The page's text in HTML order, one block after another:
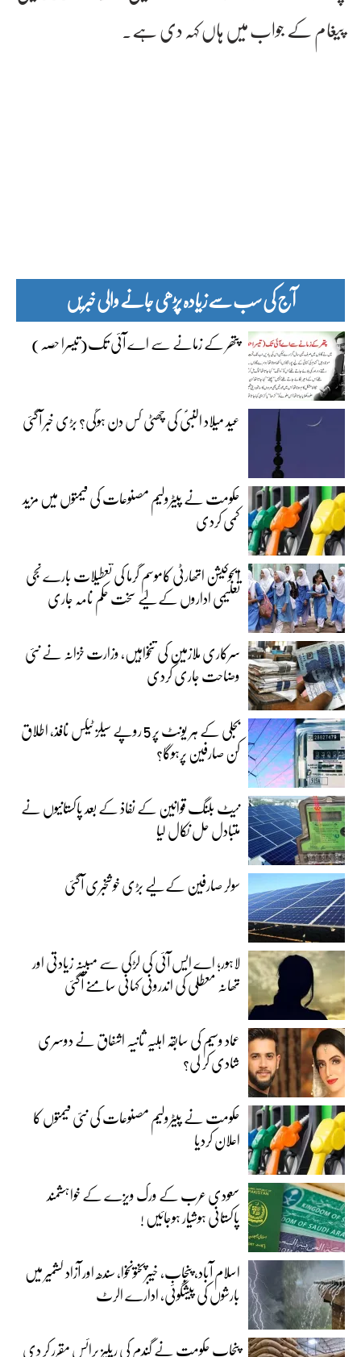
پیغام کے جواب میں ہاں کہہ دی ہے۔
آج کی سب سے زیادہ پڑھی جانے والی خبریں
پتھر کے زمانے سے اے آئی تک(تیسرا حصہ)
عید میلاد النبیؐ کی چھٹی کس دن ہوگی؟ بڑی خبر آگئی
حکومت نے پیٹرولیم مصنوعات کی قیمتوں میں مزید
کمی کردی
ایجوکیشن اتھارٹی کاموسمِ گرما کی تعطیلات بارے نجی
تعلیمی اداروں کے لیے سخت حکم نامہ جاری
سرکاری ملازمین کی تنخواہیں، وزارت خزانہ نے نئی
وضاحت جاری کردی
بجلی کے ہر یونٹ پر 5 روپے سیلز ٹیکس نافذ، اطلاق
کن صارفین پرہوگا؟
نیٹ بلنگ قوانین کے نفاذ کے بعد پاکستانیوں نے
متبادل حل نکال لیا
سولر صارفین کے لیے بڑی خوشخبری آگئی
لاہور؛ اے ایس آئی کی لڑکی سے مبینہ زیادتی اور
تھانہ معطلی کی اندرونی کہانی سامنے آگئی
عماد وسیم کی سابقہ اہلیہ ثانیہ اشفاق نے دوسری
شادی کر لی؟
حکومت نے پیٹرولیم مصنوعات کی نئی قیمتوں کا
اعلان کردیا
سعودی عرب کے ورک ویزے کے خواہشمند
پاکستانی ہوشیار ہوجائیں !
اسلام آباد، پنجاب، خیبرپختونخوا، سندھ اور آزاد کشمیر میں
بارشوں کی پیشگوئی، ادارے الرٹ
پنجاب حکومت نے گندم کی ریلیز پرائس مقرر کر دی‎